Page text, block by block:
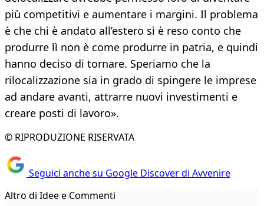
più competitivi e aumentare i margini. Il problema
è che chi è andato all’estero si è reso conto che
produrre lì non è come produrre in patria, e quindi
hanno deciso di tornare. Speriamo che la
rilocalizzazione sia in grado di spingere le imprese
ad andare avanti, attrarre nuovi investimenti e
creare posti di lavoro».
© RIPRODUZIONE RISERVATA
Seguici anche su Google Discover di Avvenire
Altro di Idee e Commenti